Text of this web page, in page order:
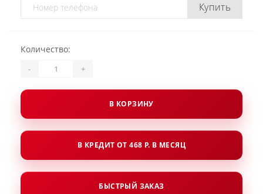
Купить
Количество:
- +
В КОРЗИНУ
В КРЕДИТ ОТ 468 Р. В МЕСЯЦ
БЫСТРЫЙ ЗАКАЗ